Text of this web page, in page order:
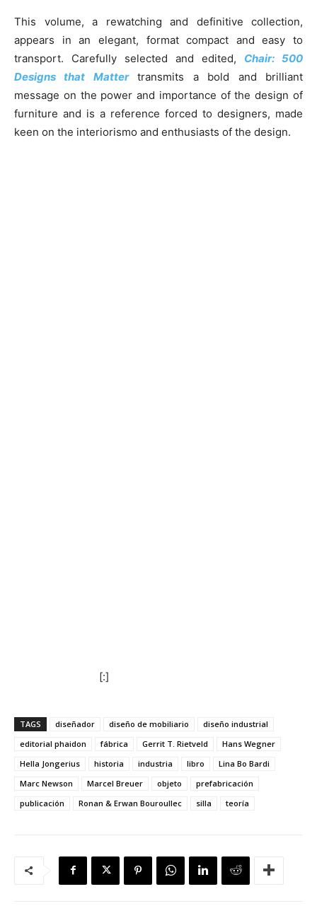
This volume, a rewatching and definitive collection,
appears in an elegant, format compact and easy to
transport. Carefully selected and edited, Chair: 500
Designs that Mattertransmits a bold and brilliant
message on the power and importance of the design of
furniture and is a reference forced to designers, made
keen on the interiorismo and enthusiasts of the design.
[:]
TAGS diseñador diseño de mobiliario
diseño industrial
editorial phaidon
fábrica Gerrit T. Rietveld
Hans Wegner
Hella Jongerius
historia industria libro
Lina Bo Bardi
Marc Newson
Marcel Breuer objeto
prefabricación
publicación
Ronan & Erwan Bouroullec silla teoría